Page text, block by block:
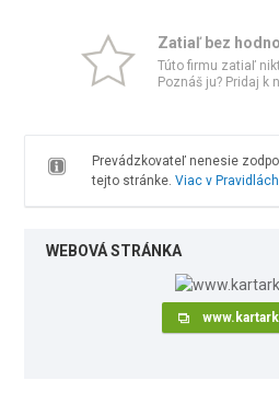
Zatiaľ bez
Túto firmu zatiaľ
Poznáš ju? Pridaj k
Prevádzkovateľ nenesie
tejto stránke. Viac v Pravidlách
WEBOVÁ STRÁNKA